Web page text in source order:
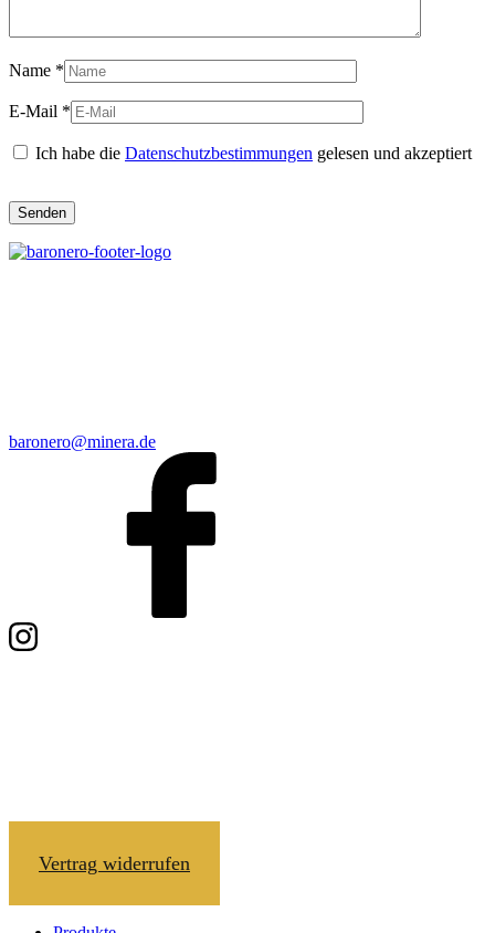
Name *
E-Mail *
Ich habe die Datenschutzbestimmungen gelesen und akzeptiert
baronero@minera.de
Vertrag widerrufen